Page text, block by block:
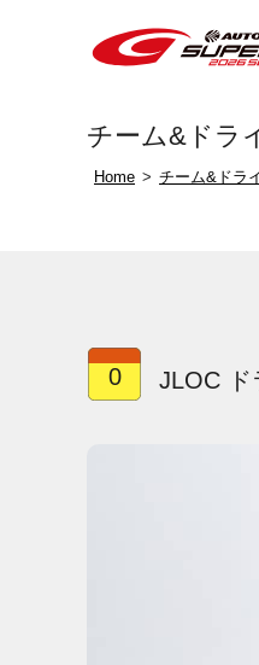
チーム&ドラ
Home チーム&ドラ
0 JLOC